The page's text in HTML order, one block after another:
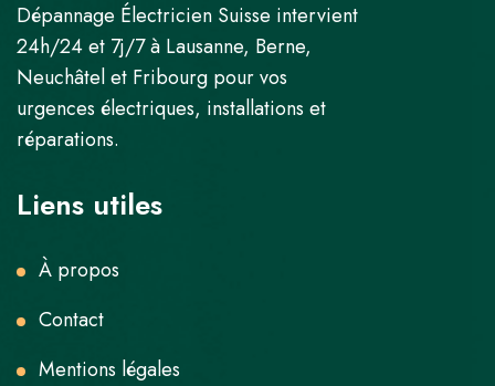
Dépannage Électricien Suisse intervient
24h/24 et 7j/7 à Lausanne, Berne,
Neuchâtel et Fribourg pour vos
urgences électriques, installations et
réparations.
Liens utiles
À propos
Contact
Mentions légales